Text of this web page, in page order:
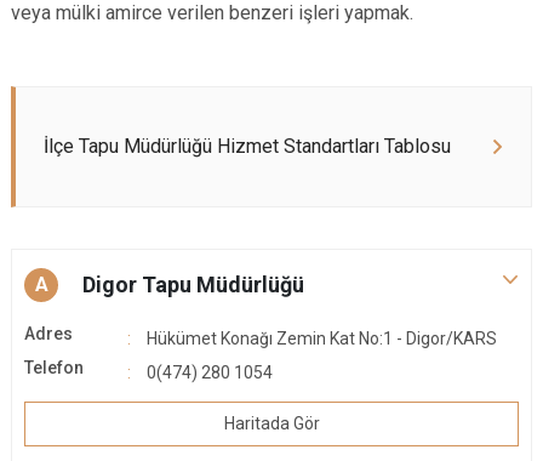
veya mülki amirce verilen benzeri işleri yapmak.
İlçe Tapu Müdürlüğü Hizmet Standartları Tablosu
A Digor Tapu Müdürlüğü
Adres
Hükümet Konağı Zemin Kat No:1 - Digor/KARS
Telefon
0(474) 280 1054
Haritada Gör